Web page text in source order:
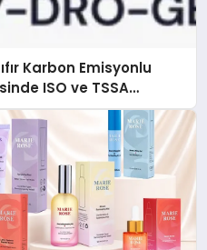
Karbon Emisyonlu
ISO ve TSSA